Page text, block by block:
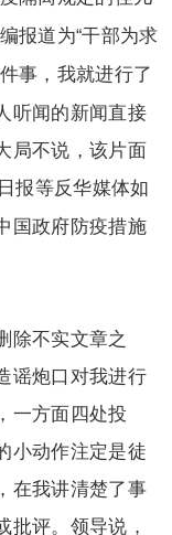
报道为“干部为求
事，我就进行了
听闻的新闻直接
局不说，该片面
报等反华媒体如
国政府防疫措施
除不实文章之
谣炮口对我进行
一方面四处投
小动作注定是徒
在我讲清楚了事
批评。领导说，